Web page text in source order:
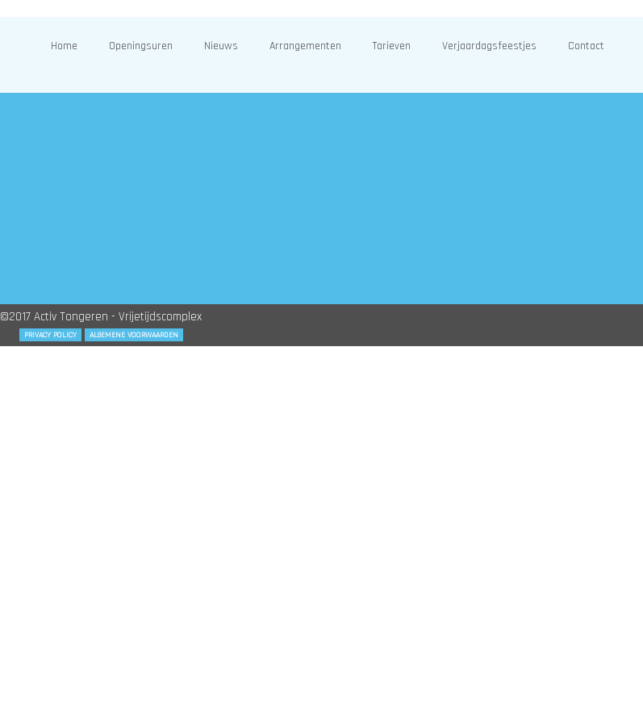
Home Openingsuren Nieuws Arrangementen Tarieven Verjaardagsfeestjes Contact
©2017 Activ Tongeren - Vrijetijdscomplex
PRIVACY POLICY ALGEMENE VOORWAARDEN